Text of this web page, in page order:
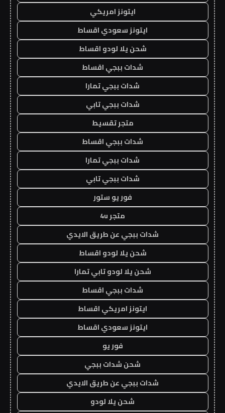
ايتونز امريكي
ايتونز سعودي اقساط
شحن يلا لودو اقساط
شدات ببجي اقساط
شدات ببجي تمارا
شدات ببجي تابي
متجر تقسيط
شدات ببجي اقساط
شدات ببجي تمارا
شدات ببجي تابي
فور يو ستور
متجر 4u
شدات ببجي عن طريق الايدي
شحن يلا لودو اقساط
شحن يلا لودو تابي تمارا
شدات ببجي اقساط
ايتونز امريكي اقساط
ايتونز سعودي اقساط
فور يو
شحن شدات ببجي
شدات ببجي عن طريق الايدي
شحن يلا لودو